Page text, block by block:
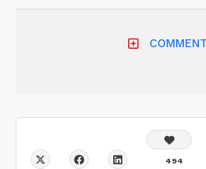
494